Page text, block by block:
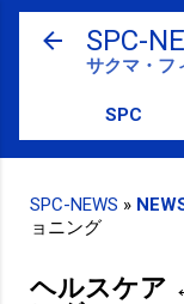
スキッ
SPC-
サクマ・フ
SPC
SPC-NEWS »
ョニング
ヘルスケア